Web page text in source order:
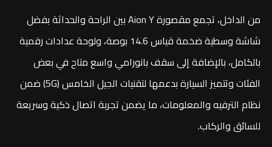
من الداخل، تجمع مقصورة Aion Y بين الراحة والحداثة بفضل
شاشة وسطية ضخمة قياس 14.6 بوصة، ولوحة عدادات رقمية
بالكامل، بالإضافة إلى سقف بانورامي واسع متاح في بعض
الفئات وتتميز السيارة بدعمها لتقنيات الجيل الخامس (5G) ضمن
نظام الترفيه والمعلومات، ما يضمن تجربة اتصال ذكية وسريعة
للسائق والركاب.